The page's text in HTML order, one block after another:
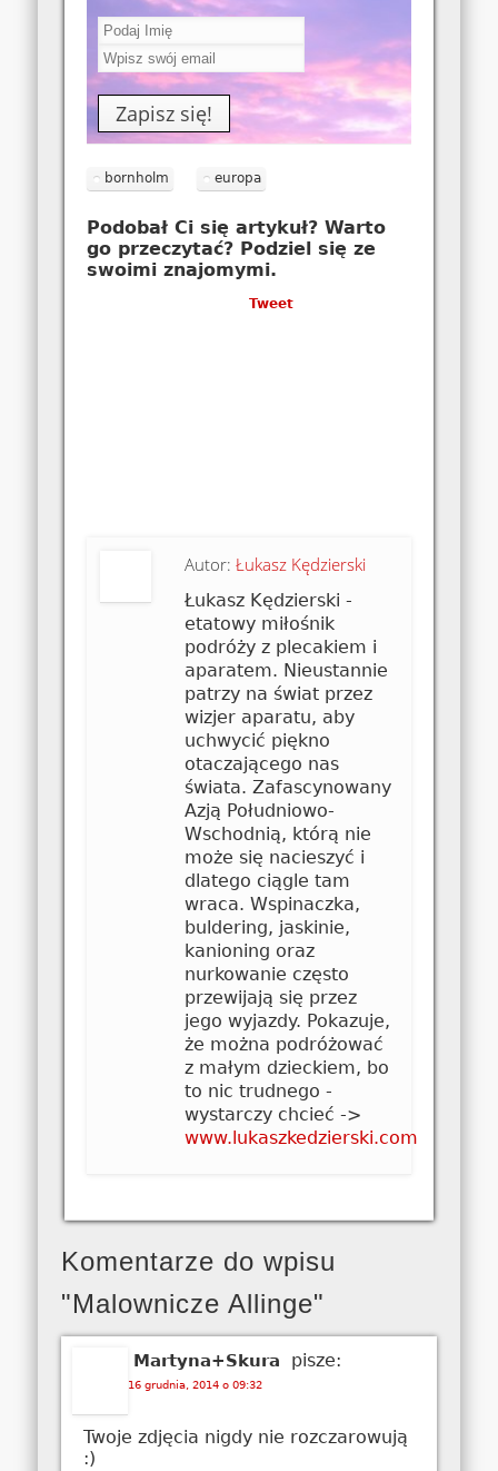
bornholm europa
Podobał Ci się artykuł? Warto
go przeczytać? Podziel się ze
swoimi znajomymi.
Tweet
Autor:Łukasz Kędzierski
Łukasz Kędzierski -
etatowy miłośnik
podróży z plecakiem i
aparatem. Nieustannie
patrzy na świat przez
wizjer aparatu, aby
uchwycić piękno
otaczającego nas
świata. Zafascynowany
Azją Południowo-
Wschodnią, którą nie
może się nacieszyć i
dlatego ciągle tam
wraca. Wspinaczka,
buldering, jaskinie,
kanioning oraz
nurkowanie często
przewijają się przez
jego wyjazdy. Pokazuje,
że można podróżować
z małym dzieckiem, bo
to nic trudnego -
wystarczy chcieć ->
www.lukaszkedzierski.com
Komentarze do wpisu
"Malownicze Allinge"
Martyna+Skura pisze:
16 grudnia, 2014 o 09:32
Twoje zdjęcia nigdy nie rozczarowują
:)